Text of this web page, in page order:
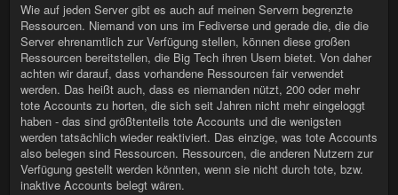
Wie auf jeden Server gibt es auch auf meinen Servern begrenzte
Ressourcen. Niemand von uns im Fediverse und gerade die, die die
Server ehrenamtlich zur Verfügung stellen, können diese großen
Ressourcen bereitstellen, die Big Tech ihren Usern bietet. Von daher
achten wir darauf, dass vorhandene Ressourcen fair verwendet
werden. Das heißt auch, dass es niemanden nützt, 200 oder mehr
tote Accounts zu horten, die sich seit Jahren nicht mehr eingeloggt
haben - das sind größtenteils tote Accounts und die wenigsten
werden tatsächlich wieder reaktiviert. Das einzige, was tote Accounts
also belegen sind Ressourcen. Ressourcen, die anderen Nutzern zur
Verfügung gestellt werden könnten, wenn sie nicht durch tote, bzw.
inaktive Accounts belegt wären.